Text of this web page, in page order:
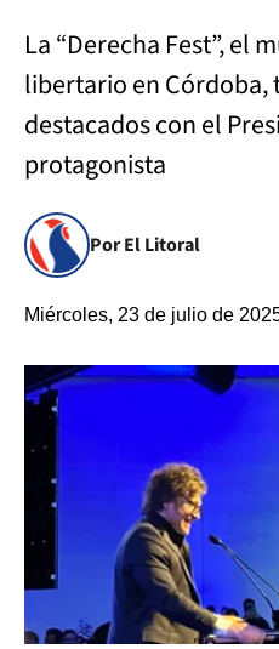
La “Derecha Fest”, el
libertario en
destacados con el
protagonista
Por El Litoral
Miércoles, 23 de julio de